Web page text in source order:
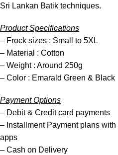
Sri Lankan Batik techniques.
Product Specifications
– Frock sizes : Small to 5XL
– Material : Cotton
– Weight : Around 250g
– Color : Emarald Green & Black
Payment Options
– Debit & Credit card payments
– Installment Payment plans
apps
– Cash on Delivery